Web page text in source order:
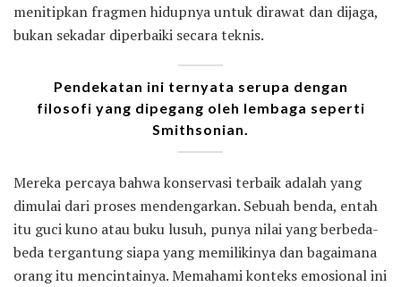
menitipkan fragmen hidupnya untuk dirawat dan dijaga,
bukan sekadar diperbaiki secara teknis.
Pendekatan ini ternyata serupa dengan
filosofi yang dipegang oleh lembaga seperti
Smithsonian.
Mereka percaya bahwa konservasi terbaik adalah yang
dimulai dari proses mendengarkan. Sebuah benda, entah
itu guci kuno atau buku lusuh, punya nilai yang berbeda-
beda tergantung siapa yang memilikinya dan bagaimana
orang itu mencintainya. Memahami konteks emosional ini